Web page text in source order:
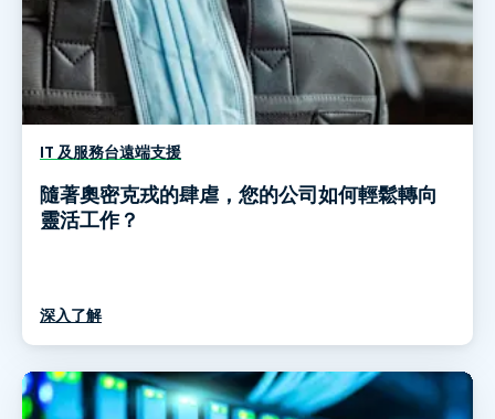
IT 及服務台遠端支援
隨著奧密克戎的肆虐，您的公司如何輕鬆轉向
靈活工作？
深入了解